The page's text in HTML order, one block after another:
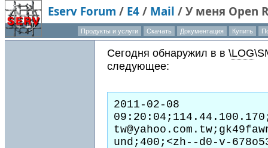
Eserv Forum / E4 / Mail / У меня Open
Продукты и услуги Скачать Документация Купить
Сегодня обнаружил в в \LOG
следующее:
2011-02-08